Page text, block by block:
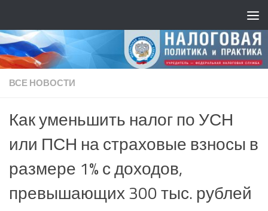
ВСЕ НОВОСТИ
Как уменьшить налог по УСН
или ПСН на страховые взносы в
размере 1% с доходов,
превышающих 300 тыс. рублей